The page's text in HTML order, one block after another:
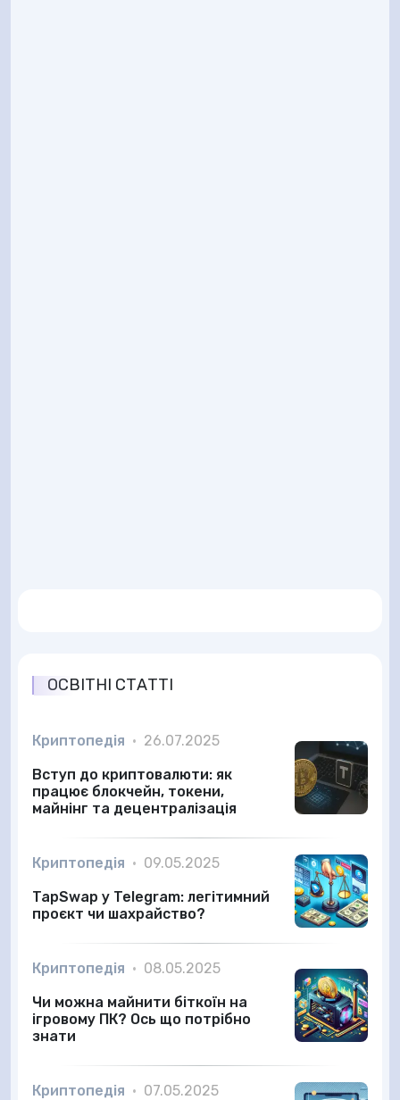
ОСВІТНІ СТАТТІ
Криптопедія • 26.07.2025
Вступ до криптовалюти: як
працює блокчейн, токени,
майнінг та децентралізація
Криптопедія • 09.05.2025
TapSwap у Telegram: легітимний
проєкт чи шахрайство?
Криптопедія • 08.05.2025
Чи можна майнити біткоїн на
ігровому ПК? Ось що потрібно
знати
Криптопедія • 07.05.2025